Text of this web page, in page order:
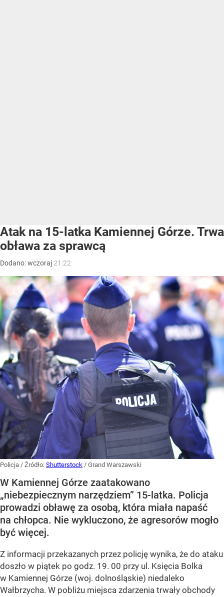
Atak na 15-latka Kamiennej Górze. Trwa
obława za sprawcą
Dodano:wczoraj 21:22
Policja / Źródło: Shutterstock / Grand Warszawski
W Kamiennej Górze zaatakowano
„niebezpiecznym narzędziem” 15-latka. Policja
prowadzi obławę za osobą, która miała napaść
na chłopca. Nie wykluczono, że agresorów mogło
być więcej.
Z informacji przekazanych przez policję wynika, że do ataku
doszło w piątek po godz. 19. 00 przy ul. Księcia Bolka
w Kamiennej Górze (woj. dolnośląskie) niedaleko
Wałbrzycha. W pobliżu miejsca zdarzenia trwały obchody